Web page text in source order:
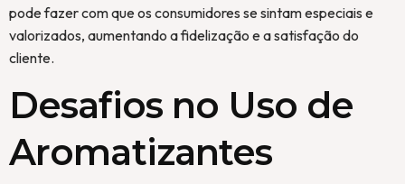
pode fazer com que os consumidores se sintam especiais e
valorizados, aumentando a fidelização e a satisfação do
cliente.
Desafios no Uso de
Aromatizantes